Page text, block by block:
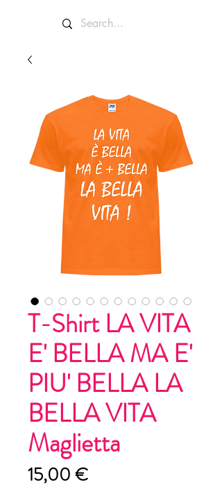
T-Shirt LA VITA
E' BELLA MA E'
PIU' BELLA LA
BELLA VITA
Maglietta
15,00 €Preis